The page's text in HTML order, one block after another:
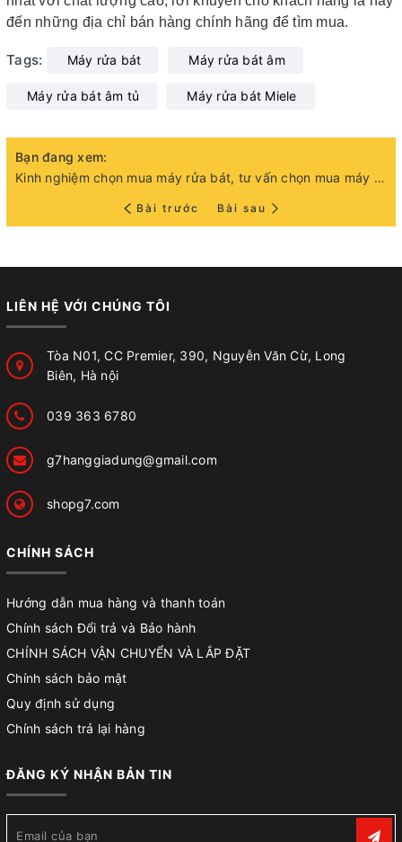
đến những địa chỉ bán hàng chính hãng để tìm mua.
Tags: Máy rửa bát Máy rửa bát âm
Máy rửa bát âm tủ Máy rửa bát Miele
Bạn đang xem:
Kinh nghiệm chọn mua máy rửa bát, tư vấn chọn mua máy rửa bát cao cấp tại thị trường Việt Nam
Bài trước Bài sau
LIÊN HỆ VỚI CHÚNG TÔI
Tòa N01, CC Premier, 390, Nguyễn Văn Cừ, Long
Biên, Hà nội
039 363 6780
g7hanggiadung@gmail.com
shopg7.com
CHÍNH SÁCH
Hướng dẫn mua hàng và thanh toán
Chính sách Đổi trả và Bảo hành
CHÍNH SÁCH VẬN CHUYỂN VÀ LẮP ĐẶT
Chính sách bảo mật
Quy định sử dụng
Chính sách trả lại hàng
ĐĂNG KÝ NHẬN BẢN TIN